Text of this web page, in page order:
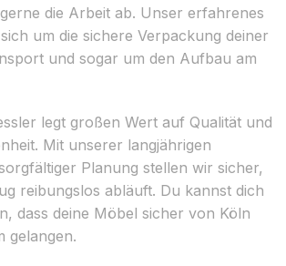
die Arbeit ab. Unser erfahrenes
um die sichere Verpackung deiner
und sogar um den Aufbau am
legt großen Wert auf Qualität und
Mit unserer langjährigen
Planung stellen wir sicher,
reibungslos abläuft. Du kannst dich
dass deine Möbel sicher von Köln
gelangen.